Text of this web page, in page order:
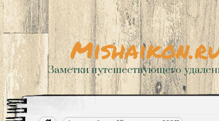
Заметки путешествующего